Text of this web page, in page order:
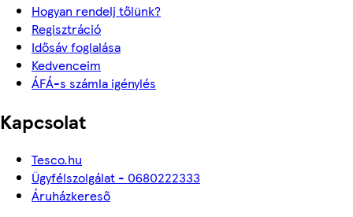
Hogyan rendelj tőlünk?
Regisztráció
Idősáv foglalása
Kedvenceim
ÁFÁ-s számla igénylés
Kapcsolat
Tesco.hu
Ügyfélszolgálat - 0680222333
Áruházkereső